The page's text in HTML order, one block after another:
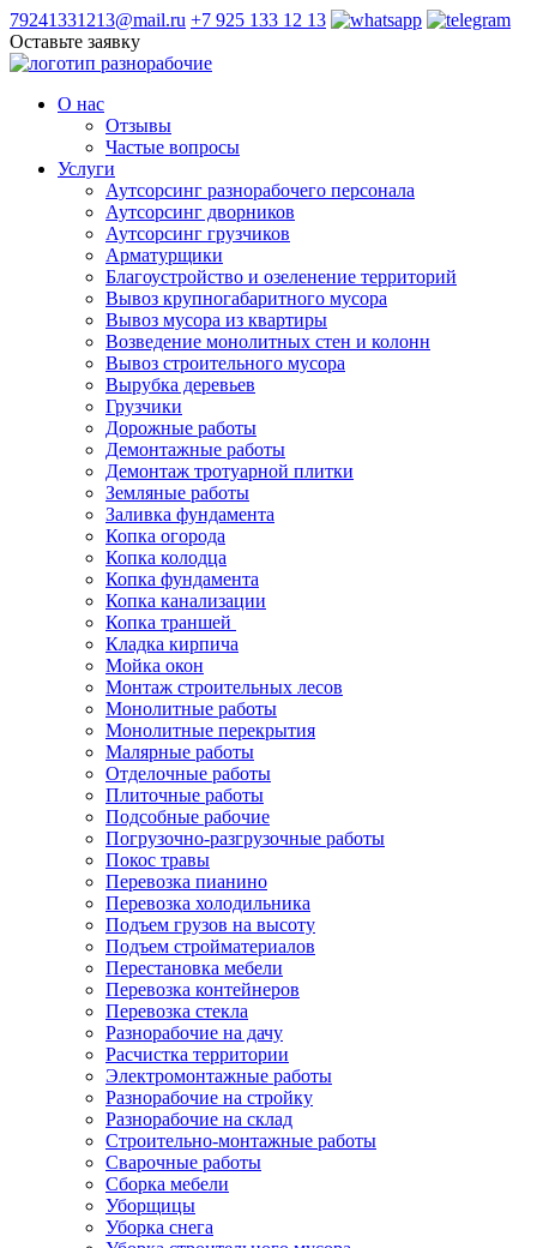
79241331213@mail.ru +7 925 133 12 13
Оставьте заявку
О нас
Отзывы
Частые вопросы
Услуги
Аутсорсинг разнорабочего персонала
Аутсорсинг дворников
Аутсорсинг грузчиков
Арматурщики
Благоустройство и озеленение территорий
Вывоз крупногабаритного мусора
Вывоз мусора из квартиры
Возведение монолитных стен и колонн
Вывоз строительного мусора
Вырубка деревьев
Грузчики
Дорожные работы
Демонтажные работы
Демонтаж тротуарной плитки
Земляные работы
Заливка фундамента
Копка огорода
Копка колодца
Копка фундамента
Копка канализации
Копка траншей
Кладка кирпича
Мойка окон
Монтаж строительных лесов
Монолитные работы
Монолитные перекрытия
Малярные работы
Отделочные работы
Плиточные работы
Подсобные рабочие
Погрузочно-разгрузочные работы
Покос травы
Перевозка пианино
Перевозка холодильника
Подъем грузов на высоту
Подъем стройматериалов
Перестановка мебели
Перевозка контейнеров
Перевозка стекла
Разнорабочие на дачу
Расчистка территории
Электромонтажные работы
Разнорабочие на стройку
Разнорабочие на склад
Строительно-монтажные работы
Сварочные работы
Сборка мебели
Уборщицы
Уборка снега